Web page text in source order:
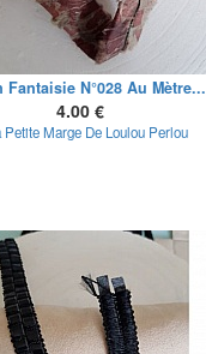
Fantaisie N°028 Au Mètre...
4.00 €
Petite Marge De Loulou Perlou